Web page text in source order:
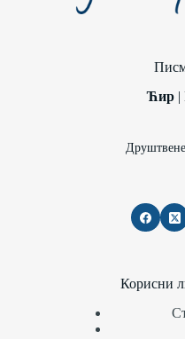
Ћир|
Корисни